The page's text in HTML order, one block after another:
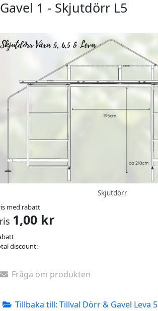
Gavel 1 - Skjutdörr L5
Skjutdörr
med rabatt
1,00 kr
discount:
Fråga om produkten
Tillbaka till: Tillval Dörr & Gavel Leva 5